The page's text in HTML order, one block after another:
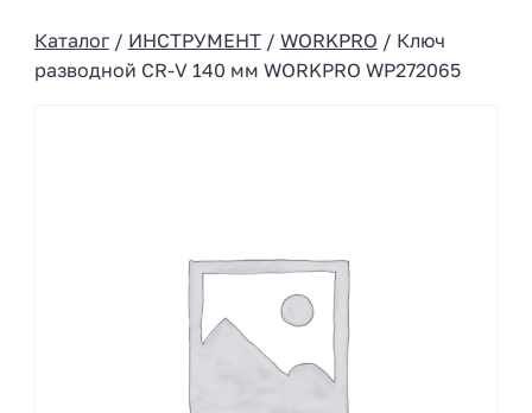
Каталог/ ИНСТРУМЕНТ/ WORKPRO / Ключ
разводной CR-V 140 мм WORKPRO WP272065